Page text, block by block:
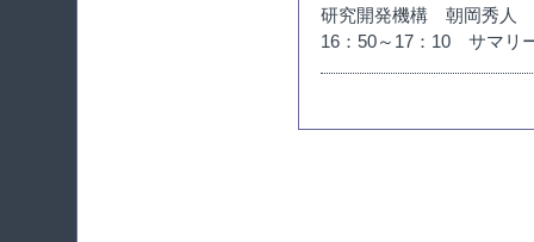
研究開発機構 朝岡秀人
16：50～17：10 サマリ